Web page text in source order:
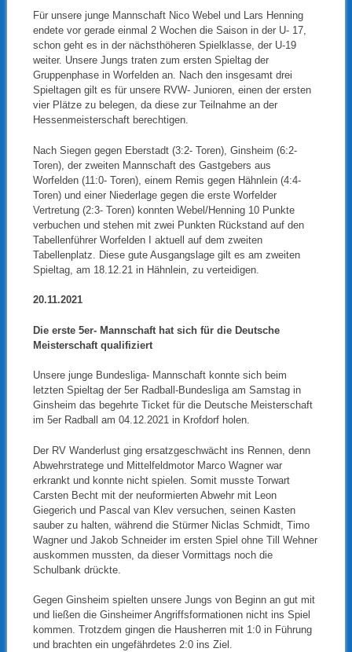
Für unsere junge Mannschaft Nico Webel und Lars Henning
endete vor gerade einmal 2 Wochen die Saison in der U- 17,
schon geht es in der nächsthöheren Spielklasse, der U-19
weiter. Unsere Jungs traten zum ersten Spieltag der
Gruppenphase in Worfelden an. Nach den insgesamt drei
Spieltagen gilt es für unsere RVW- Junioren, einen der ersten
vier Plätze zu belegen, da diese zur Teilnahme an der
Hessenmeisterschaft berechtigen.
Nach Siegen gegen Eberstadt (3:2- Toren), Ginsheim (6:2-
Toren), der zweiten Mannschaft des Gastgebers aus
Worfelden (11:0- Toren), einem Remis gegen Hähnlein (4:4-
Toren) und einer Niederlage gegen die erste Worfelder
Vertretung (2:3- Toren) konnten Webel/Henning 10 Punkte
verbuchen und stehen mit zwei Punkten Rückstand auf den
Tabellenführer Worfelden I aktuell auf dem zweiten
Tabellenplatz. Diese gute Ausgangslage gilt es am zweiten
Spieltag, am 18.12.21 in Hähnlein, zu verteidigen.
20.11.2021
Die erste 5er- Mannschaft hat sich für die Deutsche
Meisterschaft qualifiziert
Unsere junge Bundesliga- Mannschaft konnte sich beim
letzten Spieltag der 5er Radball-Bundesliga am Samstag in
Ginsheim das begehrte Ticket für die Deutsche Meisterschaft
im 5er Radball am 04.12.2021 in Krofdorf holen.
Der RV Wanderlust ging ersatzgeschwächt ins Rennen, denn
Abwehrstratege und Mittelfeldmotor Marco Wagner war
erkrankt und konnte nicht spielen. Somit musste Torwart
Carsten Becht mit der neuformierten Abwehr mit Leon
Giegerich und Pascal van Klev versuchen, seinen Kasten
sauber zu halten, während die Stürmer Niclas Schmidt, Timo
Wagner und Jakob Schneider im ersten Spiel ohne Till Wehner
auskommen mussten, da dieser Vormittags noch die
Schulbank drückte.
Gegen Ginsheim spielten unsere Jungs von Beginn an gut mit
und ließen die Ginsheimer Angriffsformationen nicht ins Spiel
kommen. Trotzdem gingen die Hausherren mit 1:0 in Führung
und brachten ein ungefährdetes 2:0 ins Ziel.